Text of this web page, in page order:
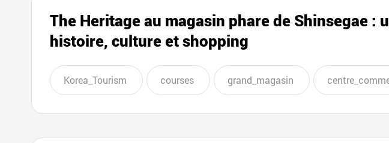
The Heritage au magasin phare de Shinsegae :
histoire, culture et shopping
Korea_Tourism courses grand_magasin